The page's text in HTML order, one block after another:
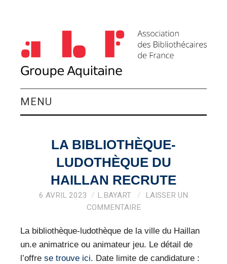
MENU
ACTIVITÉS DU
GROUPE
VEILLE PRO
RESSOURCES
LA BIBLIOTHÈQUE-
LUDOTHÈQUE DU
HAILLAN RECRUTE
6 AVRIL 2023 L.BAYART
LAISSER UN
COMMENTAIRE
La bibliothèque-ludothèque de la ville du Haillan
un.e animatrice ou animateur jeu. Le détail de
l’offrese trouve ici. Date limite de candidature :